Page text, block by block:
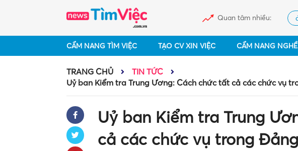
Quan tâm nhiều:
CẨM NANG TÌM VIỆC TẠO CV XIN VIỆC CẨM NANG
TRANG CHỦ
TIN TỨC
Uỷ ban Kiểm tra Trung Ương: Cách chức tất cả các chức vụ
Uỷ ban Kiểm tra Trung
cả các chức vụ trong